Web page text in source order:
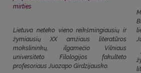
mirties
Lietuva neteko vieno reikšmingiausių ir
žymiausių XX amžiaus literatūros
mokslininkų, ilgamečio Vilniaus
universiteto Filologijos fakulteto
profesoriaus Juozapo Girdzijausko.